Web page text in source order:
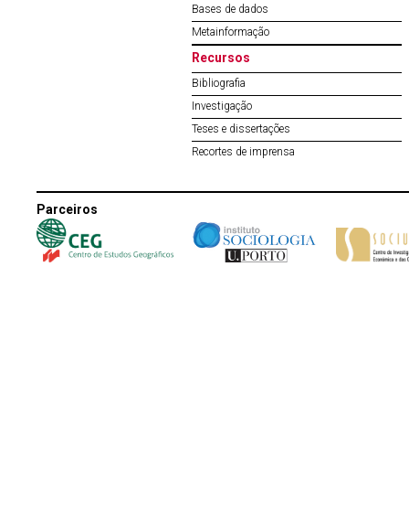
Bases de dados
Metainformação
Recursos
Bibliografia
Investigação
Teses e dissertações
Recortes de imprensa
Parceiros